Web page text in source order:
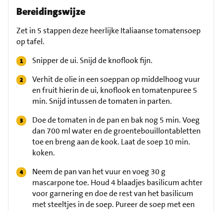
Bereidingswijze
Zet in 5 stappen deze heerlijke Italiaanse tomatensoep
op tafel.
Snipper de ui. Snijd de knoflook fijn.
Verhit de olie in een soeppan op middelhoog vuur
en fruit hierin de ui, knoflook en tomatenpuree 5
min. Snijd intussen de tomaten in parten.
Doe de tomaten in de pan en bak nog 5 min. Voeg
dan 700 ml water en de groentebouillontabletten
toe en breng aan de kook. Laat de soep 10 min.
koken.
Neem de pan van het vuur en voeg 30 g
mascarpone toe. Houd 4 blaadjes basilicum achter
voor garnering en doe de rest van het basilicum
met steeltjes in de soep. Pureer de soep met een